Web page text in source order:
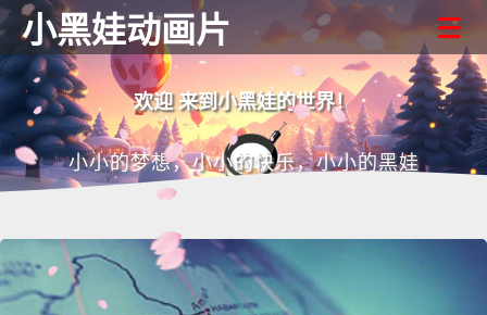
小黑娃动画片
欢迎 来到小黑娃的世界！
小小的梦想，小小的快乐，小小的黑娃